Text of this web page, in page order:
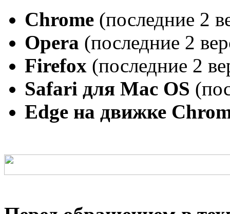
Chrome (последние 2
Opera (последние 2
Firefox (последние 2
Safari для Mac OS
Edge на движке